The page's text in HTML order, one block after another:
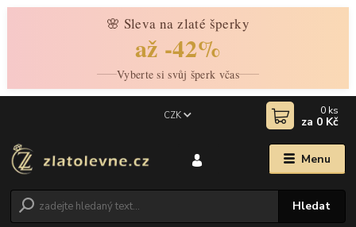
🌸 Sleva na zlaté šperky
až -42%
Vyberte si svůj šperk včas
Menu
CZK
Hledat
0 ks
za 0 Kč